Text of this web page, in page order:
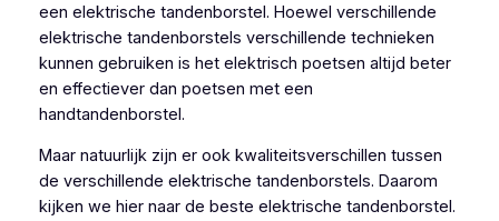
een elektrische tandenborstel. Hoewel verschillende
elektrische tandenborstels verschillende technieken
kunnen gebruiken is het elektrisch poetsen altijd beter
en effectiever dan poetsen met een
handtandenborstel.
Maar natuurlijk zijn er ook kwaliteitsverschillen tussen
de verschillende elektrische tandenborstels. Daarom
kijken we hier naar de beste elektrische tandenborstel.